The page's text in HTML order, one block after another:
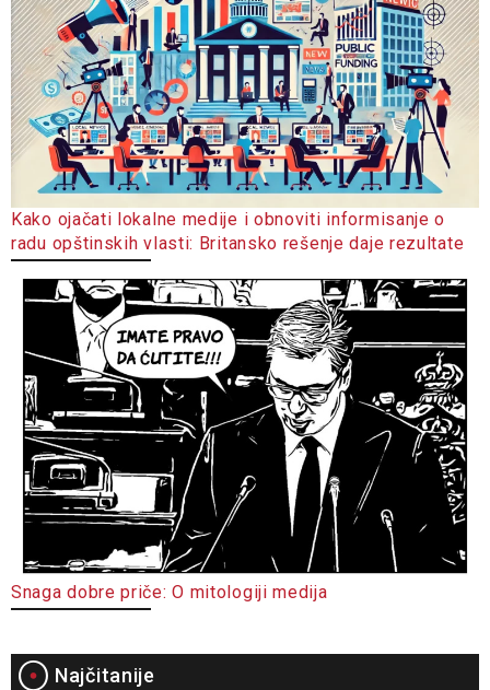
Kako ojačati lokalne medije i obnoviti informisanje o
radu opštinskih vlasti: Britansko rešenje daje rezultate
Snaga dobre priče: O mitologiji medija
Najčitanije